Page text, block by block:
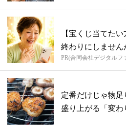
【宝くじ当てた
終わりにしません
PR(合同会社デジタルフ
定番だけじゃ物
盛り上がる「変